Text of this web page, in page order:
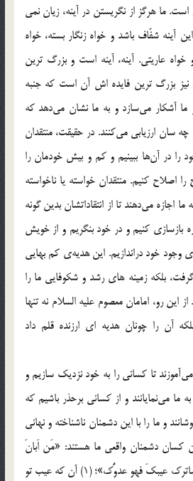
است. ما هرگز از نگریستن در آینه، زیان نمی
آینه شفّاف باشد و خواه زنگار بسته، خواه
خواه عاریتی. آینه، آینه است و بزرگ ترین
نیز بزرگ ترین فایده اش آن است که جنبه
ما آشکار می‌سازد و به ما نشان می‌دهد که
چه سان ارزیابی می‌کنند. در حقیقت، منتقدان
را در آن‌ها ببینیم و کم و بیش خودمان را
اصلاح کنیم. منتقدان خواسته یا ناخواسته
اجازه می‌دهند تا از انتقاداتشان بدین گونه
بازسازی کنیم و در خود بنگریم و از خویش
وجود خود دراندازیم. این هدیه‌ی کم بهایی
بلکه زمینه های رشد و شکوفایی ما را
این رو، امامان معصوم علیه السلام نه تنها
بلکه آن را چونان هدیه ای ارزنده قلم داد
تا کسانی را به خود نزدیک سازیم و
ما می‌نمایانند و از کسانی برحذر باشیم که
و ما را با این دشمنان ناشناخته و نهانی
کسان دشمنان واقعی ما هستند: «مَن اَبانَ
لک عیبَک فهو ودودُک، مَن ساترک عیبکَ فهو عدوُّک»؛ (1) آن که عیب تو